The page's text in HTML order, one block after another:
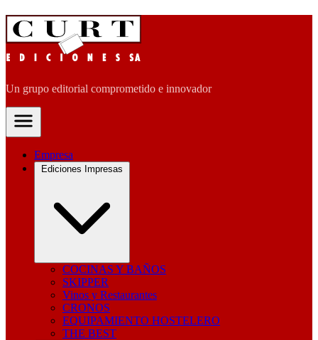
Un grupo editorial comprometido e innovador
Empresa
Ediciones Impresas
COCINAS Y BAÑOS
SKIPPER
Vinos y Restaurantes
CRONOS
EQUIPAMIENTO HOSTELERO
THE BEST